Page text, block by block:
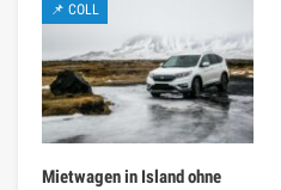
📌 COLL
Mietwagen in Island ohne